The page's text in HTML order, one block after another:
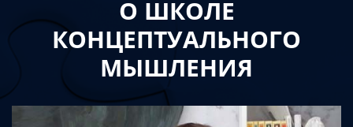
О ШКОЛЕ
КОНЦЕПТУАЛЬНОГО
МЫШЛЕНИЯ